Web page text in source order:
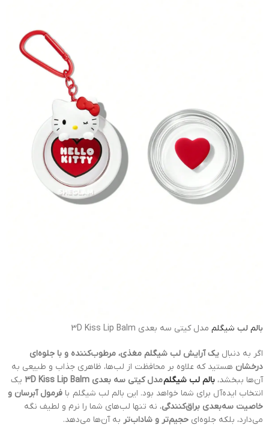
بالم لب شیگلم مدل کیتی سه بعدی 3D Kiss Lip Balm
اگر به دنبال یک آرایش لب شیگلم مغذی، مرطوب‌کننده و با جلوه‌ای
درخشان هستید که علاوه بر محافظت از لب‌ها، ظاهری جذاب و طبیعی به
آن‌ها ببخشد، بالم لب شیگلممدل کیتی سه بعدی 3D Kiss Lip Balm
یک
انتخاب ایده‌آل برای شما خواهد بود. این بالم لب شیگلم با فرمول آبرسان و
خاصیت سه‌بعدی براق‌کنندگی، نه تنها لب‌های شما را نرم و لطیف نگه
می‌دارد، بلکه جلوه‌ای حجیم‌تر و شاداب‌تر به آن‌ها می‌دهد.